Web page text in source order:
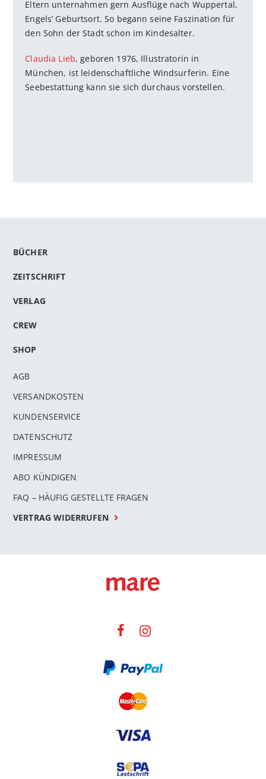
Eltern unternahmen gern Ausflüge nach Wuppertal,
Engels’ Geburtsort. So begann seine Faszination für
den Sohn der Stadt schon im Kindesalter.
Claudia Lieb, geboren 1976, Illustratorin in
München, ist leidenschaftliche Windsurferin. Eine
Seebestattung kann sie sich durchaus vorstellen.
BÜCHER
ZEITSCHRIFT
VERLAG
CREW
SHOP
AGB
VERSANDKOSTEN
KUNDENSERVICE
DATENSCHUTZ
IMPRESSUM
ABO KÜNDIGEN
FAQ – HÄUFIG GESTELLTE FRAGEN
VERTRAG WIDERRUFEN